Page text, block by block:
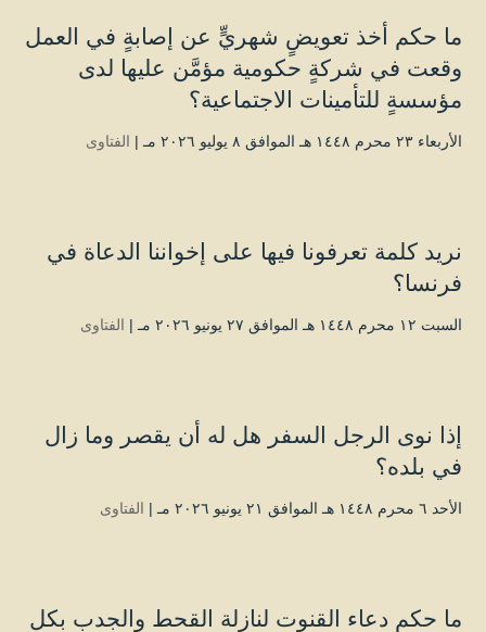
ما حكم أخذ تعويضٍ شهريٍّ عن إصابةٍ في العمل
وقعت في شركةٍ حكومية مؤمَّن عليها لدى
مؤسسةٍ للتأمينات الاجتماعية؟
الأربعاء ۲۳ محرم ۱٤٤۸ هـ الموافق ۸ يوليو ۲۰۲٦ مـ | الفتاوى
نريد كلمة تعرفونا فيها على إخواننا الدعاة في
فرنسا؟
السبت ۱۲ محرم ۱٤٤۸ هـ الموافق ۲۷ يونيو ۲۰۲٦ مـ | الفتاوى
إذا نوى الرجل السفر هل له أن يقصر وما زال
في بلده؟
الأحد ٦ محرم ۱٤٤۸ هـ الموافق ۲۱ يونيو ۲۰۲٦ مـ | الفتاوى
ما حكم دعاء القنوت لنازلة القحط والجدب بكل